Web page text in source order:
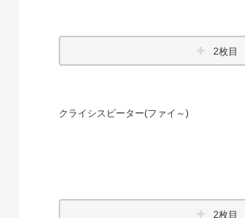
2枚目
クライシスピーター(ファイ～)
2枚目